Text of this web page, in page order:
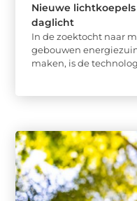
Nieuwe
daglicht
In de zoektocht naar
gebouwen
maken, is de